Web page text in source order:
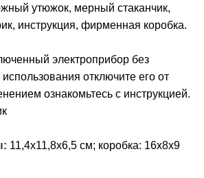
утюжок, мерный стаканчик,
инструкция, фирменная коробка.
электроприбор без
отключите его от
ознакомьтесь с инструкцией.
11,4х11,8х6,5 см; коробка: 16х8х9